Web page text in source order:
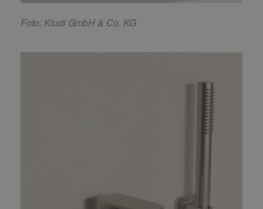
Foto: Kludi GmbH & Co. KG